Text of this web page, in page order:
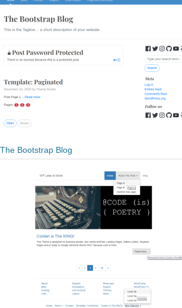
The Bootstrap Blog